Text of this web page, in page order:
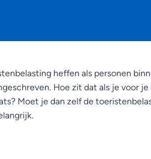
heffen als personen
Hoe zit dat als je voor
Moet je dan zelf de